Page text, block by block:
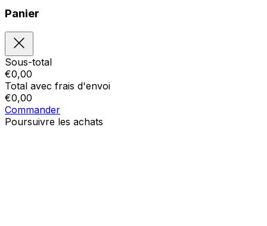
Panier
Sous-total
€0,00
Total avec frais d'envoi
€0,00
Commander
Poursuivre les achats